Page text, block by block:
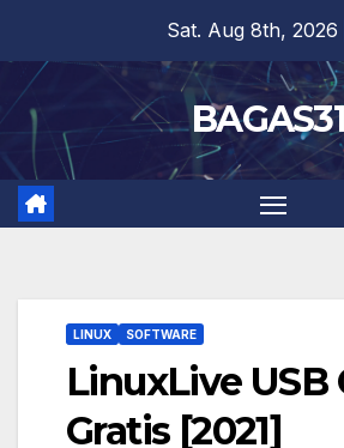
content
Sat. Aug 8th, 2026
LINUX SOFTWARE
LinuxLive USB
Gratis [2021]